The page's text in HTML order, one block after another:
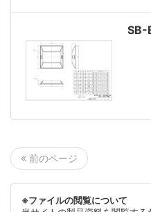
SB-
前のページ
※ファイルの閲覧について